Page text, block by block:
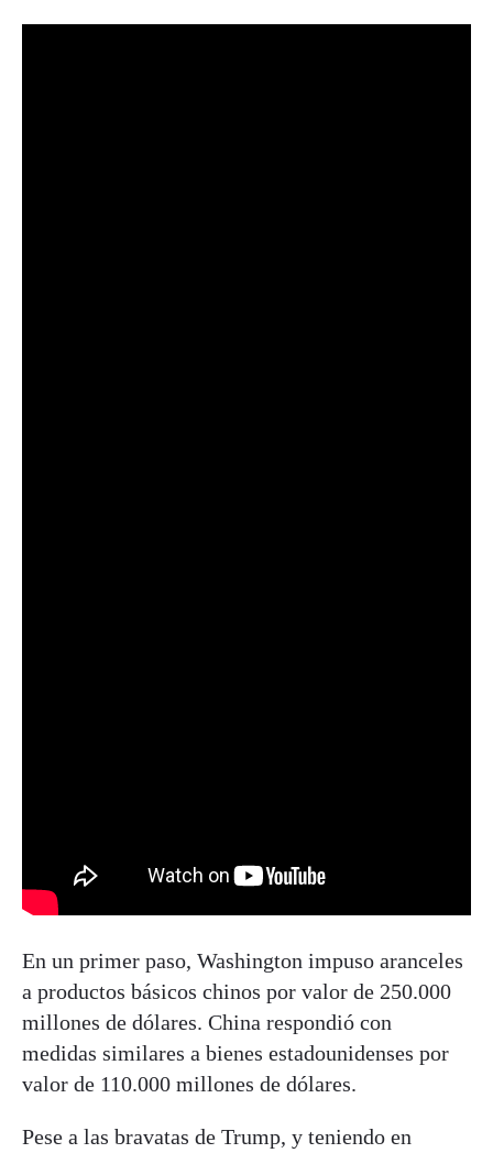
En un primer paso, Washington impuso aranceles
a productos básicos chinos por valor de 250.000
millones de dólares. China respondió con
medidas similares a bienes estadounidenses por
valor de 110.000 millones de dólares.
Pese a las bravatas de Trump, y teniendo en